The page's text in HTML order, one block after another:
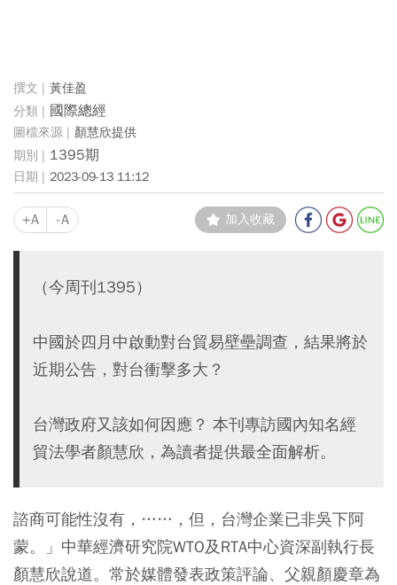
黃佳盈
國際總經
顏慧欣提供
1395期
2023-09-13 11:12
+A -A 加入收藏
（今周刊1395）
中國於四月中啟動對台貿易壁壘調查，結果將於
近期公告，對台衝擊多大？
台灣政府又該如何因應？ 本刊專訪國內知名經
貿法學者顏慧欣，為讀者提供最全面解析。
諮商可能性沒有，……，但，台灣企業已非吳下阿
蒙。」中華經濟研究院WTO及RTA中心資深副執行長
顏慧欣說道。常於媒體發表政策評論、父親顏慶章為